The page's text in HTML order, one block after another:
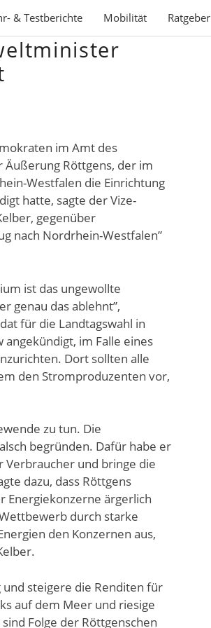
& Testberichte Mobilität Ratgeber
im Amt des
Röttgens, der im
Westfalen die Einrichtung
hatte, sagte der Vize-
gegenüber
nach Nordrhein-Westfalen”
ist das ungewollte
genau das ablehnt”,
für die Landtagswahl in
im Falle eines
Dort sollten alle
den Stromproduzenten vor,
zu tun. Die
begründen. Dafür habe er
Verbraucher und bringe die
dazu, dass Röttgens
Energiekonzerne ärgerlich
durch starke
den Konzernen aus,
steigere die Renditen für
auf dem Meer und riesige
Folge der Röttgenschen